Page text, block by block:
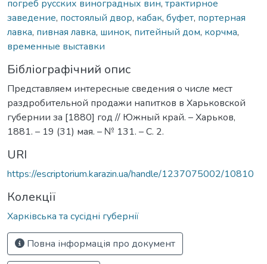
погреб русских виноградных вин, трактирное
заведение, постоялый двор, кабак, буфет, портерная
лавка, пивная лавка, шинок, питейный дом, корчма,
временные выставки
Бібліографічний опис
Представляем интересные сведения о числе мест
раздробительной продажи напитков в Харьковской
губернии за [1880] год // Южный край. – Харьков,
1881. – 19 (31) мая. – № 131. – С. 2.
URI
https://escriptorium.karazin.ua/handle/1237075002/10810
Колекції
Харківська та сусідні губернії
Повна інформація про документ